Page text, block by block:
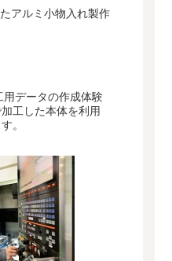
アルミ小物入れ製作
データの作成体験
工した本体を利用
。